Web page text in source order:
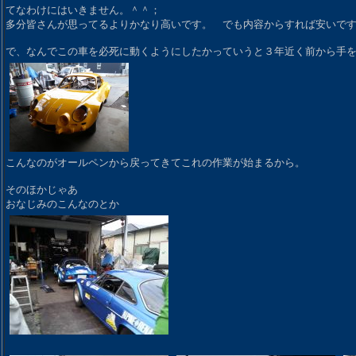
てなわけにはいきません。＾＾；
多分皆さんが思ってるよりかなり高いです。 でも内容からすれば安いで
で、なんでこの車を必死に動くようにしたかっていうと３年近く前から手
こんなのがオールペンから戻ってきてこれの作業が始まるから。
そのほかじゃあ
おなじみのこんなのとか